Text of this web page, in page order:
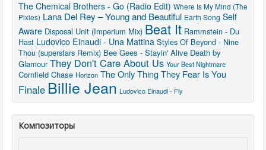
The Chemical Brothers - Go (Radio Edit) Where Is My Mind (The
Pixies) Lana Del Rey – Young and Beautiful Earth Song Self
Aware Disposal Unit (Imperium Mix) Beat It Rammstein - Du
Hast Ludovico Einaudi - Una Mattina Styles Of Beyond - Nine
Thou (superstars Remix) Bee Gees - Stayin' Alive Death by
Glamour They Don't Care About Us Your Best Nightmare
Cornfield Chase Horizon The Only Thing They Fear Is You
Finale Billie Jean Ludovico Einaudi - Fly
Композиторы